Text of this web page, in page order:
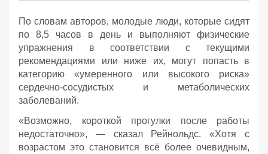
По словам авторов, молодые люди, которые сидят
по 8,5 часов в день и выполняют физические
упражнения в соответствии с текущими
рекомендациями или ниже их, могут попасть в
категорию «умеренного или высокого риска»
сердечно-сосудистых и метаболических
заболеваний.
«Возможно, короткой прогулки после работы
недостаточно», — сказал Рейнольдс. «Хотя с
возрастом это становится всё более очевидным,